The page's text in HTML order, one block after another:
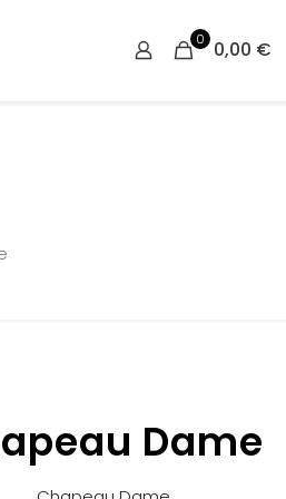
0 0,00 €
Dame